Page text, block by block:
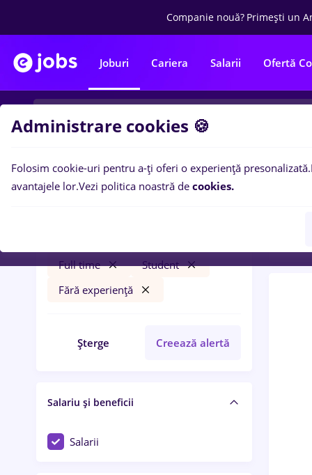
Companie nouă? Primești un
Joburi Cariera Salarii Ofertă
Filtre
Full time
Student
Fără experiență
Șterge Creează alertă
Salariu și beneficii
Salarii
0
Administrare cookies 🍪
Folosim cookie-uri pentru a-ți oferi o experiență presonalizată.
avantajele lor.Vezi politica noastră de cookies.